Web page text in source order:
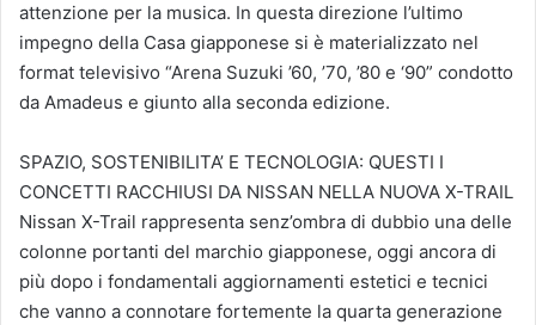
attenzione per la musica. In questa direzione l’ultimo
impegno della Casa giapponese si è materializzato nel
format televisivo “Arena Suzuki ’60, ’70, ’80 e ‘90” condotto
da Amadeus e giunto alla seconda edizione.
SPAZIO, SOSTENIBILITA’ E TECNOLOGIA: QUESTI I
CONCETTI RACCHIUSI DA NISSAN NELLA NUOVA X-TRAIL
Nissan X-Trail rappresenta senz’ombra di dubbio una delle
colonne portanti del marchio giapponese, oggi ancora di
più dopo i fondamentali aggiornamenti estetici e tecnici
che vanno a connotare fortemente la quarta generazione